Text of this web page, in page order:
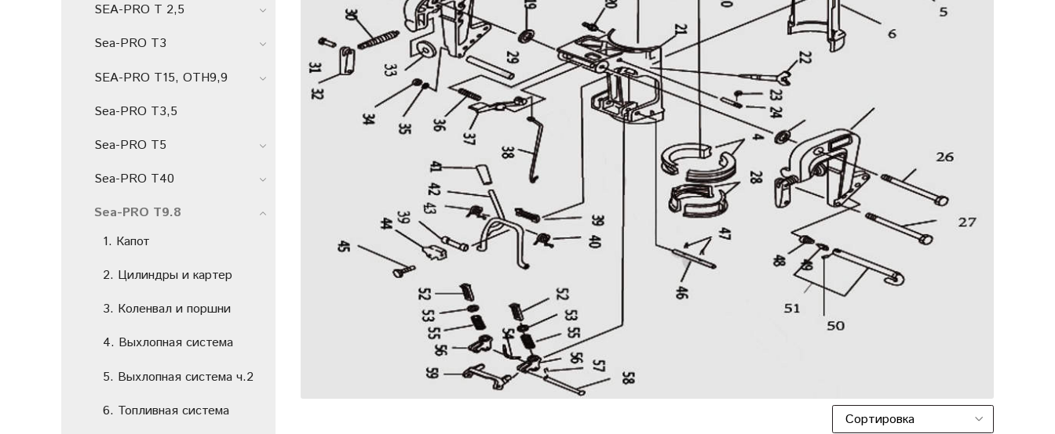
SEA-PRO Т 2,5
Sea-PRO T3
SEA-PRO Т15, ОТН9,9
Sea-PRO T3,5
Sea-PRO T5
Sea-PRO T40
Sea-PRO T9.8
1. Капот
2. Цилиндры и картер
3. Коленвал и поршни
4. Выхлопная система
5. Выхлопная система ч.2
6. Топливная система